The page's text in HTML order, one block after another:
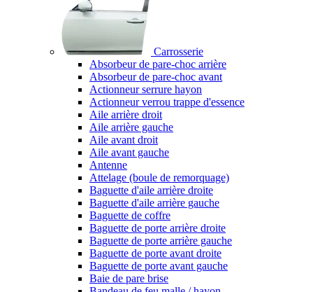
Carrosserie
Absorbeur de pare-choc arrière
Absorbeur de pare-choc avant
Actionneur serrure hayon
Actionneur verrou trappe d'essence
Aile arrière droit
Aile arrière gauche
Aile avant droit
Aile avant gauche
Antenne
Attelage (boule de remorquage)
Baguette d'aile arrière droite
Baguette d'aile arrière gauche
Baguette de coffre
Baguette de porte arrière droite
Baguette de porte arrière gauche
Baguette de porte avant droite
Baguette de porte avant gauche
Baie de pare brise